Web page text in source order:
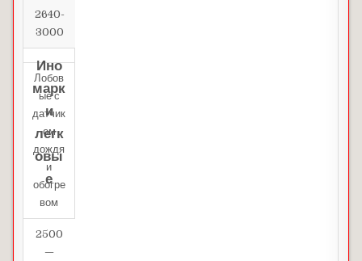
2640-
3000
Ино
марк
и
легк
овы
е
Лобов
ые с
датчик
ом
дождя
и
обогре
вом
2500
—